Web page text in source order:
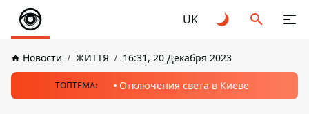
UK
Новости ЖИТТЯ 16:31, 20 Декабря 2023
ТОПТЕМА: Отключения света в Киеве